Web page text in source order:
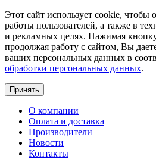
Этот сайт использует cookie, чтобы
работы пользователей, а также в
и рекламных целях. Нажимая
продолжая работу с сайтом, Вы
ваших персональных данных в
обработки персональных данных.
Принять
О компании
Оплата и доставка
Производители
Новости
Контакты